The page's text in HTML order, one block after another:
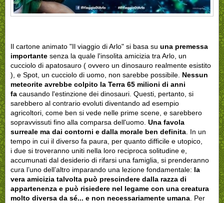
Il cartone animato "Il viaggio di Arlo" si basa su una premessa
importante senza la quale l'insolita amicizia tra Arlo, un
cucciolo di apatosauro ( ovvero un dinosauro realmente esistito
), e Spot, un cucciolo di uomo, non sarebbe possibile. Nessun
meteorite avrebbe colpito la Terra 65 milioni di anni
fa causando l'estinzione dei dinosauri. Questi, pertanto, si
sarebbero al contrario evoluti diventando ad esempio
agricoltori, come ben si vede nelle prime scene, e sarebbero
sopravvissuti fino alla comparsa dell'uomo. Una favola
surreale ma dai contorni e dalla morale ben definita . In un
tempo in cui il diverso fa paura, per quanto difficile e utopico,
i due si troveranno uniti nella loro reciproca solitudine e,
accumunati dal desiderio di rifarsi una famiglia, si prenderanno
cura l’uno dell’altro imparando una lezione fondamentale: la
vera amicizia talvolta può prescindere dalla razza di
appartenenza e può risiedere nel legame con una creatura
molto diversa da sé... e non necessariamente umana . Per